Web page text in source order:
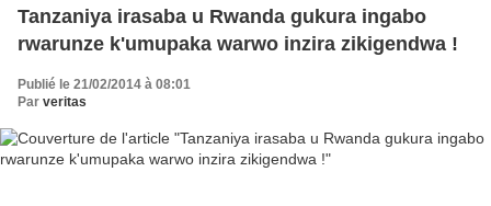
Tanzaniya irasaba u Rwanda gukura ingabo
rwarunze k'umupaka warwo inzira zikigendwa !
Publié le 21/02/2014 à 08:01
Par veritas